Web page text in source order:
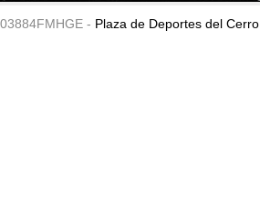
03884FMHGE - Plaza de Deportes del Cerro.